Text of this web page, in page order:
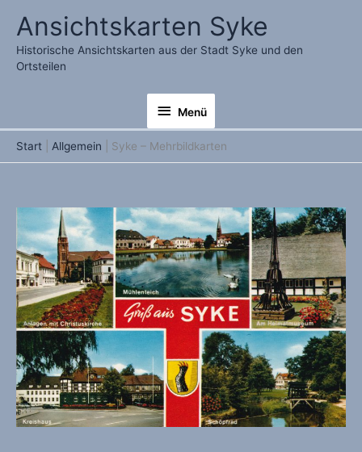
Inhalt
springen
Ansichtskarten Syke
Historische Ansichtskarten aus der Stadt Syke und den
Ortsteilen
Menü
Menü
Start Allgemein Syke – Mehrbildkarten